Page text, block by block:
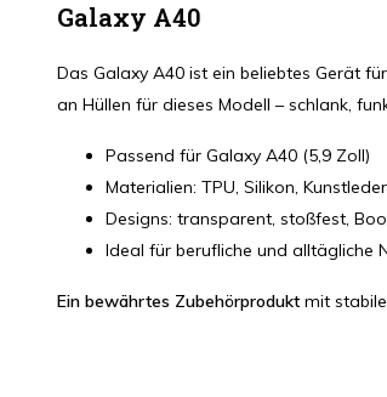
Galaxy A40
Das Galaxy A40 ist ein beliebtes Gerät
an Hüllen für dieses Modell – schlank,
Passend für Galaxy A40 (5,9 Zoll)
Materialien: TPU, Silikon, Kunstleder
Designs: transparent, stoßfest,
Ideal für berufliche und alltägliche
Ein bewährtes Zubehörprodukt mit